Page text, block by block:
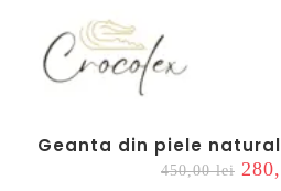
Geanta din piele
450,00lei